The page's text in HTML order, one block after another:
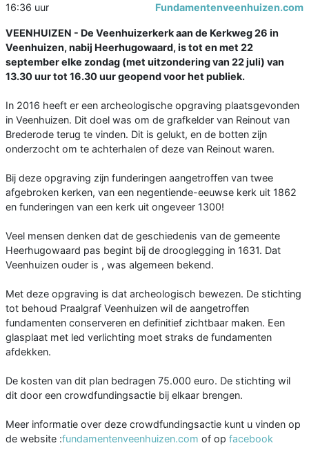
16:36 uur
Fundamentenveenhuizen.com
VEENHUIZEN - De Veenhuizerkerk aan de Kerkweg 26 in
Veenhuizen, nabij Heerhugowaard, is tot en met 22
september elke zondag (met uitzondering van 22 juli) van
13.30 uur tot 16.30 uur geopend voor het publiek.
In 2016 heeft er een archeologische opgraving plaatsgevonden
in Veenhuizen. Dit doel was om de grafkelder van Reinout van
Brederode terug te vinden. Dit is gelukt, en de botten zijn
onderzocht om te achterhalen of deze van Reinout waren.
Bij deze opgraving zijn funderingen aangetroffen van twee
afgebroken kerken, van een negentiende-eeuwse kerk uit 1862
en funderingen van een kerk uit ongeveer 1300!
Veel mensen denken dat de geschiedenis van de gemeente
Heerhugowaard pas begint bij de drooglegging in 1631. Dat
Veenhuizen ouder is , was algemeen bekend.
Met deze opgraving is dat archeologisch bewezen. De stichting
tot behoud Praalgraf Veenhuizen wil de aangetroffen
fundamenten conserveren en definitief zichtbaar maken. Een
glasplaat met led verlichting moet straks de fundamenten
afdekken.
De kosten van dit plan bedragen 75.000 euro. De stichting wil
dit door een crowdfundingsactie bij elkaar brengen.
Meer informatie over deze crowdfundingsactie kunt u vinden op
de website :fundamentenveenhuizen.com of op facebook